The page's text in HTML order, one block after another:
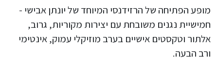
מופע הפתיחה של הרזידנסי המיוחד של יונתן אבישי -
חמישיית נגנים משובחת עם יצירות מקוריות, גרוב,
אלתור וטקסטים אישיים בערב מוזיקלי עמוק, אינטימי
ורב הבעה.